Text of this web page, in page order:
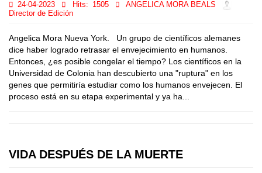
24-04-2023 Hits: 1505
ANGELICA MORA BEALS
Director de Edición
Angelica Mora Nueva York. Un grupo de científicos alemanes
dice haber logrado retrasar el envejecimiento en humanos.
Entonces, ¿es posible congelar el tiempo? Los científicos en la
Universidad de Colonia han descubierto una "ruptura" en los
genes que permitiría estudiar como los humanos envejecen. El
proceso está en su etapa experimental y ya ha...
VIDA DESPUÉS DE LA MUERTE